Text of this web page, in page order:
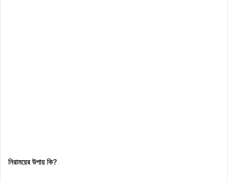
নিরাময়ের উপায় কি?